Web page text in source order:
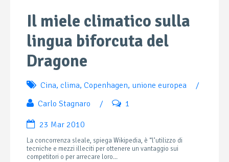
Il miele climatico sulla
lingua biforcuta del
Dragone
Cina, clima, Copenhagen, unione europea
/
Carlo Stagnaro
/ 1
23 Mar 2010
La concorrenza sleale, spiega Wikipedia, è “l’utilizzo di
tecniche e mezzi illeciti per ottenere un vantaggio sui
competitori o per arrecare loro...